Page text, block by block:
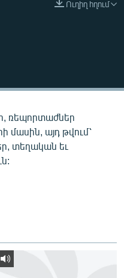
Ուղիղ հղում
ռեպորտաժներ
մասին, այդ թվում՝
տեղական եւ